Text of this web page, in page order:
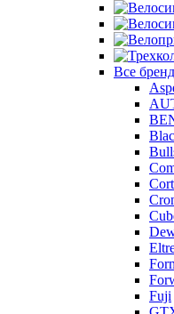
Все
Fuji